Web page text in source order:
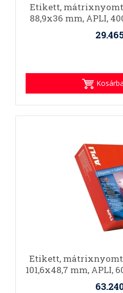
Etikett,
88,9x36 mm, APLI,
Etikett,
101,6x48,7 mm, APLI,